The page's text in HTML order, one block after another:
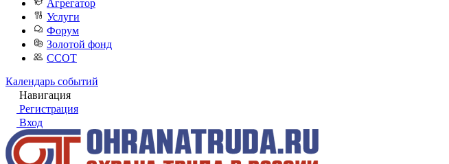
Агрегатор
Услуги
Форум
Золотой фонд
ССОТ
Календарь событий
Навигация
Регистрация
Вход